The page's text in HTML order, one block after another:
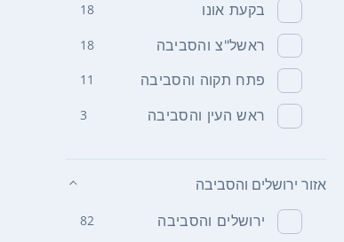
בקעת אונו 18
ראשל"צ והסביבה 18
פתח תקוה והסביבה 11
ראש העין והסביבה 3
אזור ירושלים והסביבה
ירושלים והסביבה 82